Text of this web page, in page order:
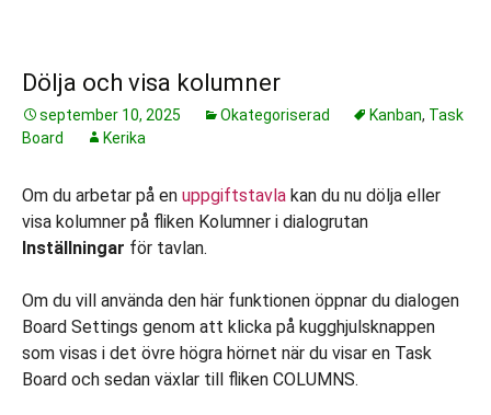
Dölja och visa kolumner
september 10, 2025 Okategoriserad Kanban, Task
Board
Kerika
Om du arbetar på en uppgiftstavla kan du nu dölja eller
visa kolumner på fliken Kolumner i dialogrutan
Inställningar för tavlan.
Om du vill använda den här funktionen öppnar du dialogen
Board Settings genom att klicka på kugghjulsknappen
som visas i det övre högra hörnet när du visar en Task
Board och sedan växlar till fliken COLUMNS.